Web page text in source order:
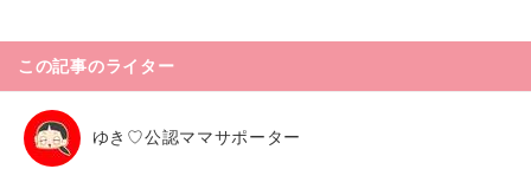
この記事のライター
ゆき♡公認ママサポーター